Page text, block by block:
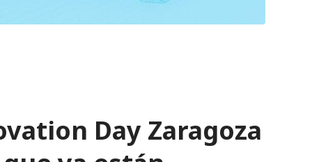
Day Zaragoza